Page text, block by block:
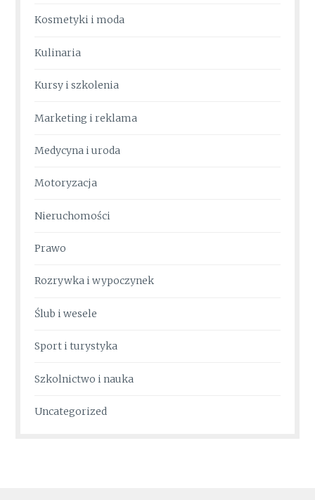
Kosmetyki i moda
Kulinaria
Kursy i szkolenia
Marketing i reklama
Medycyna i uroda
Motoryzacja
Nieruchomości
Prawo
Rozrywka i wypoczynek
Ślub i wesele
Sport i turystyka
Szkolnictwo i nauka
Uncategorized